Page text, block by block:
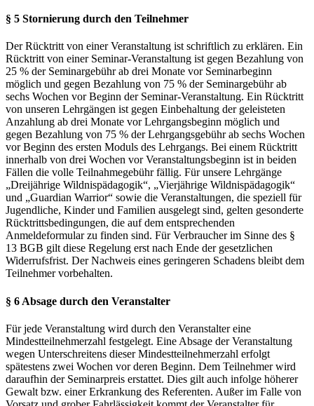
§ 5 Stornierung durch den Teilnehmer
Der Rücktritt von einer Veranstaltung ist schriftlich zu erklären. Ein
Rücktritt von einer Seminar-Veranstaltung ist gegen Bezahlung von
25 % der Seminargebühr ab drei Monate vor Seminarbeginn
möglich und gegen Bezahlung von 75 % der Seminargebühr ab
sechs Wochen vor Beginn der Seminar-Veranstaltung. Ein Rücktritt
von unseren Lehrgängen ist gegen Einbehaltung der geleisteten
Anzahlung ab drei Monate vor Lehrgangsbeginn möglich und
gegen Bezahlung von 75 % der Lehrgangsgebühr ab sechs Wochen
vor Beginn des ersten Moduls des Lehrgangs. Bei einem Rücktritt
innerhalb von drei Wochen vor Veranstaltungsbeginn ist in beiden
Fällen die volle Teilnahmegebühr fällig. Für unsere Lehrgänge
„Dreijährige Wildnispädagogik“, „Vierjährige Wildnispädagogik“
und „Guardian Warrior“ sowie die Veranstaltungen, die speziell für
Jugendliche, Kinder und Familien ausgelegt sind, gelten gesonderte
Rücktrittsbedingungen, die auf dem entsprechenden
Anmeldeformular zu finden sind. Für Verbraucher im Sinne des §
13 BGB gilt diese Regelung erst nach Ende der gesetzlichen
Widerrufsfrist. Der Nachweis eines geringeren Schadens bleibt dem
Teilnehmer vorbehalten.
§ 6 Absage durch den Veranstalter
Für jede Veranstaltung wird durch den Veranstalter eine
Mindestteilnehmerzahl festgelegt. Eine Absage der Veranstaltung
wegen Unterschreitens dieser Mindestteilnehmerzahl erfolgt
spätestens zwei Wochen vor deren Beginn. Dem Teilnehmer wird
daraufhin der Seminarpreis erstattet. Dies gilt auch infolge höherer
Gewalt bzw. einer Erkrankung des Referenten. Außer im Falle von